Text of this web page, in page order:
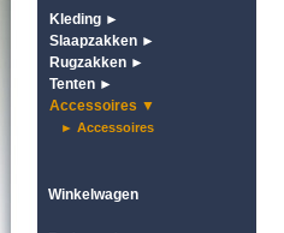
Kleding ►
Slaapzakken ►
Rugzakken ►
Tenten ►
Accessoires ▼
► Accessoires
Winkelwagen